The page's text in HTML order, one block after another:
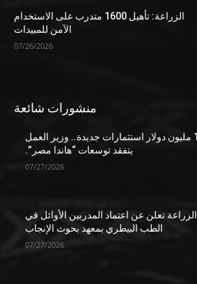
الزراعة: تأهيل 1600 متدرب على الاستخدام
الآمن للمبيدات
07/26/2026
منشورات شائعة
100 مليون دولار استثمارات جديدة.. وزير العمل
يتفقد توسعات “هاندا مصر”.
07/27/2026
الزراعة تعلن عن اعتماد المدربين الأوائل في
الطب البيطري بمعهد بحوث الإنجاب
07/27/2026